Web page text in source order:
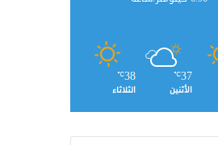
37
℃
الأثنين
38
℃
الثلاثاء